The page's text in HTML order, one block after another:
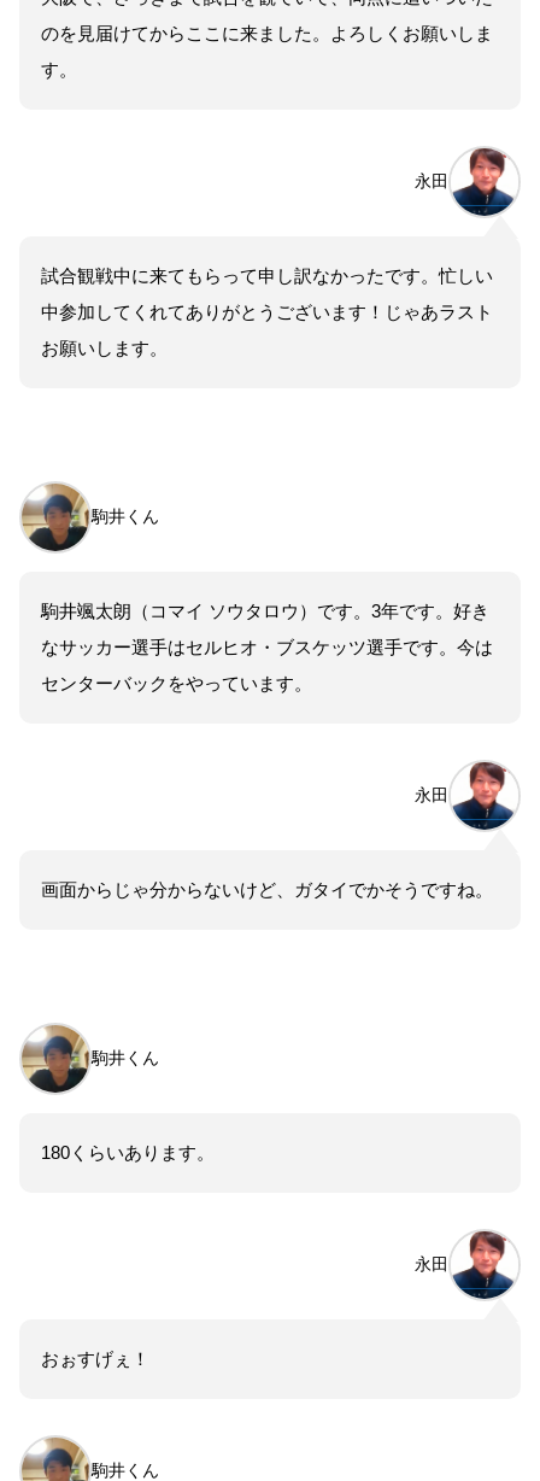
のを見届けてからここに来ました。よろしくお願いしま
す。
試合観戦中に来てもらって申し訳なかったです。忙しい
中参加してくれてありがとうございます！じゃあラスト
お願いします。
永田
駒井颯太朗（コマイ ソウタロウ）です。3年です。好き
なサッカー選手はセルヒオ・ブスケッツ選手です。今は
センターバックをやっています。
駒井くん
画面からじゃ分からないけど、ガタイでかそうですね。
永田
180くらいあります。
駒井くん
おぉすげぇ！
永田
駒井くん